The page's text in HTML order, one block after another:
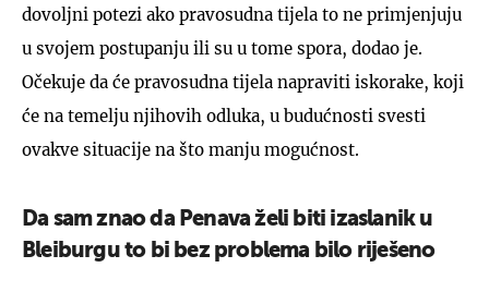
dovoljni potezi ako pravosudna tijela to ne primjenjuju
u svojem postupanju ili su u tome spora, dodao je.
Očekuje da će pravosudna tijela napraviti iskorake, koji
će na temelju njihovih odluka, u budućnosti svesti
ovakve situacije na što manju mogućnost.
Da sam znao da Penava želi biti izaslanik u
Bleiburgu to bi bez problema bilo riješeno